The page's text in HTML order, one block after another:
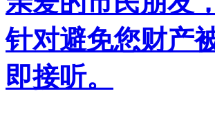
针对避免您财产
即接听。